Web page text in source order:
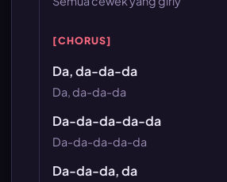
[CHORUS]
Da, da-da-da
Da, da-da-da
Da-da-da-da-da
Da-da-da-da-da
Da-da-da, da